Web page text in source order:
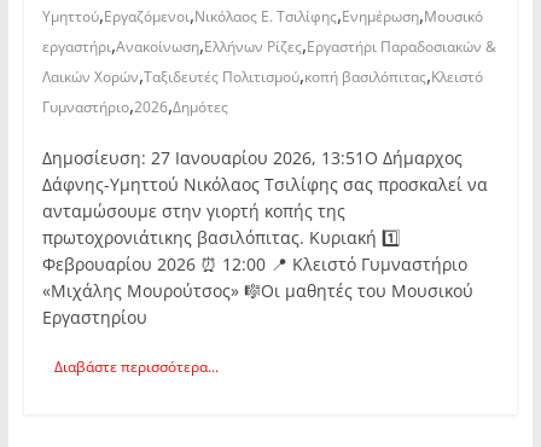
Υμηττού,Εργαζόμενοι,Νικόλαος Ε. Τσιλίφης,Ενημέρωση,Μουσικό
εργαστήρι,Ανακοίνωση,Ελλήνων Ρίζες,Εργαστήρι Παραδοσιακών &
Λαικών Χορών,Ταξιδευτές Πολιτισμού,κοπή βασιλόπιτας,Κλειστό
Γυμναστήριο,2026,Δημότες
Δημοσίευση: 27 Ιανουαρίου 2026, 13:51Ο Δήμαρχος
Δάφνης-Υμηττού Νικόλαος Τσιλίφης σας προσκαλεί να
ανταμώσουμε στην γιορτή κοπής της
πρωτοχρονιάτικης βασιλόπιτας. Κυριακή 1️⃣
Φεβρουαρίου 2026 ⏰ 12:00 📍 Κλειστό Γυμναστήριο
«Μιχάλης Μουρούτσος» 🎼Οι μαθητές του Μουσικού
Εργαστηρίου
Διαβάστε περισσότερα...